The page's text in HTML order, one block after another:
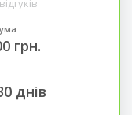
грн.
днів